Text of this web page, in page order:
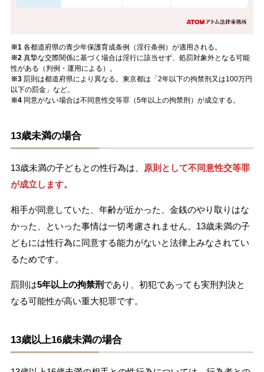
※1 各都道府県の青少年保護育成条例（淫行条例）が適用される。
※2 真摯な交際関係に基づく場合は淫行に該当せず、処罰対象外となる可能
性がある（判例・運用による）。
※3罰則は都道府県により異なる。東京都は「2年以下の拘禁刑又は100万円
以下の罰金」など。
※4同意がない場合は不同意性交等罪（5年以上の拘禁刑）が成立する。
13歳未満の場合
13歳未満の子どもとの性行為は、
原則として不同意性交等罪
が成立します。
相手が同意していた、年齢が近かった、金銭のやり取りはな
かった、といった事情は一切考慮されません。13歳未満の子
どもには性行為に同意する能力がないと法律上みなされてい
るためです。
罰則は5年以上の拘禁刑 であり、初犯であっても実刑判決と
なる可能性が高い重大犯罪です。
13歳以上16歳未満の場合